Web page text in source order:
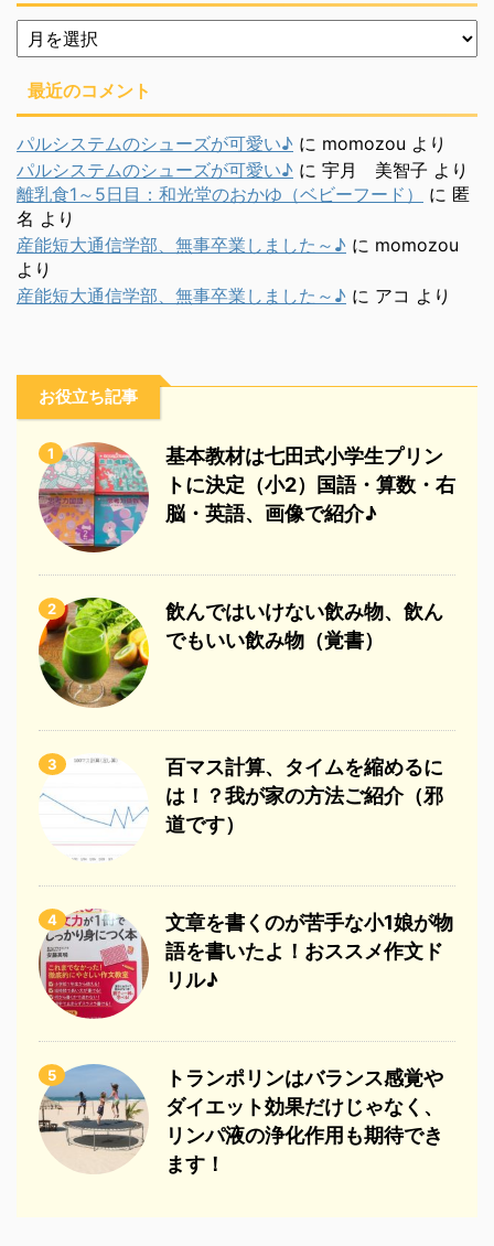
月
別
最近のコメント
パルシステムのシューズが可愛い♪ に momozou より
パルシステムのシューズが可愛い♪ に 宇月 美智子 より
離乳食1～5日目：和光堂のおかゆ（ベビーフード）
に 匿
名 より
産能短大通信学部、無事卒業しました～♪ に momozou
より
産能短大通信学部、無事卒業しました～♪ に アコ より
お役立ち記事
1
基本教材は七田式小学生プリン
トに決定（小2）国語・算数・右
脳・英語、画像で紹介♪
2
飲んではいけない飲み物、飲ん
でもいい飲み物（覚書）
3
百マス計算、タイムを縮めるに
は！？我が家の方法ご紹介（邪
道です）
4
文章を書くのが苦手な小1娘が物
語を書いたよ！おススメ作文ド
リル♪
5
トランポリンはバランス感覚や
ダイエット効果だけじゃなく、
リンパ液の浄化作用も期待でき
ます！